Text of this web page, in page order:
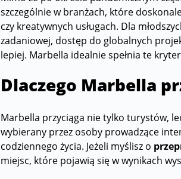
szczególnie w branżach, które
czy kreatywnych usługach. Dla
zadaniowej, dostęp do globalnych
lepiej. Marbella idealnie spełnia te
Dlaczego Marbella
Marbella przyciąga nie tylko turystów,
wybierany przez osoby prowadzące
codziennego życia. Jeżeli myślisz o
miejsc, które pojawią się w wynikach